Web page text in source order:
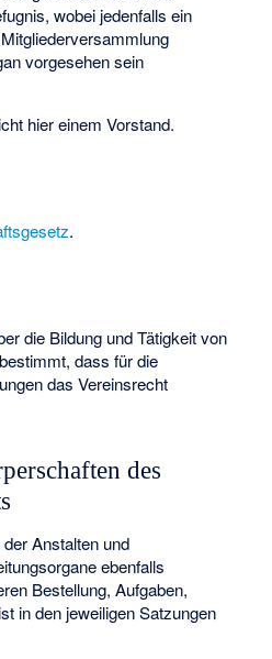
wobei jedenfalls ein
vorgesehen sein
hier einem Vorstand.
.
die Bildung und Tätigkeit von
dass für die
das Vereinsrecht
des
Anstalten und
ebenfalls
Bestellung, Aufgaben,
in den jeweiligen Satzungen